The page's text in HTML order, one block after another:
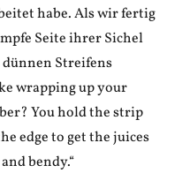
habe. Als wir fertig
Seite ihrer Sichel
Streifens
wrapping up your
You hold the strip
edge to get the juices
bendy.“